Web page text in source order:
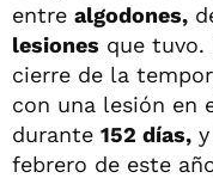
entre algodones,
lesiones que tuvo.
cierre de la
con una lesión en
durante 152 días,
febrero de este